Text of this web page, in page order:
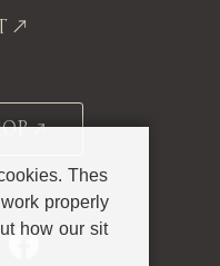
Thes
properly
how our sit